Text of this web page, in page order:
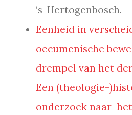
‘s-Hertogenbosch.
Eenheid in
oecumenische
drempel van het
Een (theologie-
onderzoek naar